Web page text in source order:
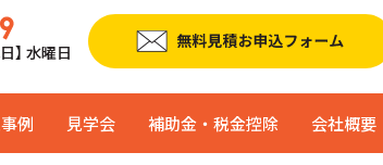
】 水曜日
例 見学会 補助金・税金控除 会社概要